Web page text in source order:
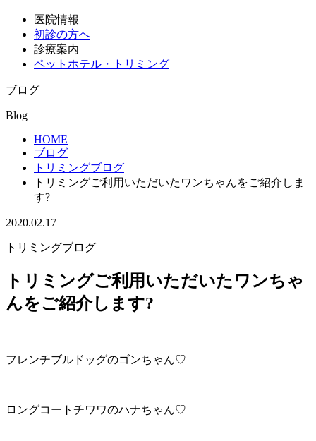
医院情報
初診の方へ
診療案内
ペットホテル・トリミング
ブログ
Blog
HOME
ブログ
トリミングブログ
トリミングご利用いただいたワンちゃんをご紹介しま
す?
2020.02.17
トリミングブログ
トリミングご利用いただいたワンちゃ
んをご紹介します?
フレンチブルドッグのゴンちゃん♡
ロングコートチワワのハナちゃん♡